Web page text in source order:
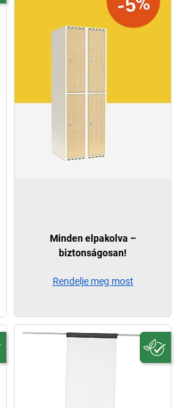
Minden elpakolva –
biztonságosan!
Rendelje meg most